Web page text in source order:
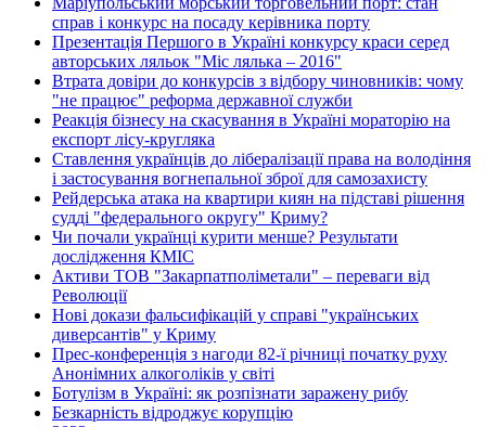
справ і конкурс на посаду керівника порту
Презентація Першого в Україні конкурсу краси серед
авторських ляльок "Міс лялька – 2016"
Втрата довіри до конкурсів з відбору чиновників: чому
"не працює" реформа державної служби
Реакція бізнесу на скасування в Україні мораторію на
експорт лісу-кругляка
Ставлення українців до лібералізації права на володіння
і застосування вогнепальної зброї для самозахисту
Рейдерська атака на квартири киян на підставі рішення
судді "федерального округу" Криму?
Чи почали українці курити менше? Результати
дослідження КМІС
Активи ТОВ "Закарпатполіметали" – переваги від
Революції
Нові докази фальсифікацій у справі "українських
диверсантів" у Криму
Прес-конференція з нагоди 82-ї річниці початку руху
Анонімних алкоголіків у світі
Ботулізм в Україні: як розпізнати заражену рибу
Безкарність відроджує корупцію